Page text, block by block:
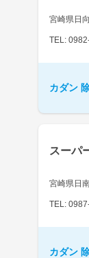
宮崎県日
TEL:
カダン
スーパ
宮崎県日
TEL:
カダン